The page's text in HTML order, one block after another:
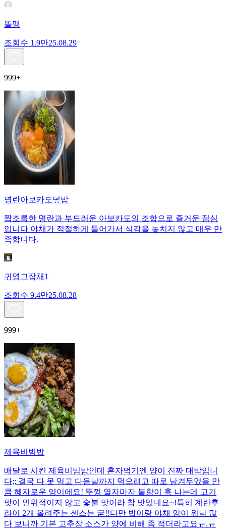
똘맹
조회수 1.9만25.08.29
999+
명란아보카도덮밥
짭조름한 명란과 부드러운 아보카도의 조합으로 즐거운 점심
입니다 야채가 적절하게 들어가서 식감을 놓치지 않고 매우 만
족합니다.
귀염그잡채1
조회수 9.4만25.08.28
999+
제육비빔밥
배달로 시킨 제육비빔밥인데 혼자먹기엔 양이 진짜 대박입니
다;; 결국 다 못 먹고 다음날까지 먹으려고 따로 남겨두었을 만
큼 혜자로운 양이에요! 뚜껑 열자마자 불향이 훅 나는데 고기
맛이 인위적이지 않고 숯불 맛이라 참 맛있네요~!특히 계란후
라이 2개 올려주는 센스는 굳!! ​다만 밥이랑 야채 양이 워낙 많
다 보니까 기본 고추장 소스가 양에 비해 좀 적더라고요ㅠ.ㅠ